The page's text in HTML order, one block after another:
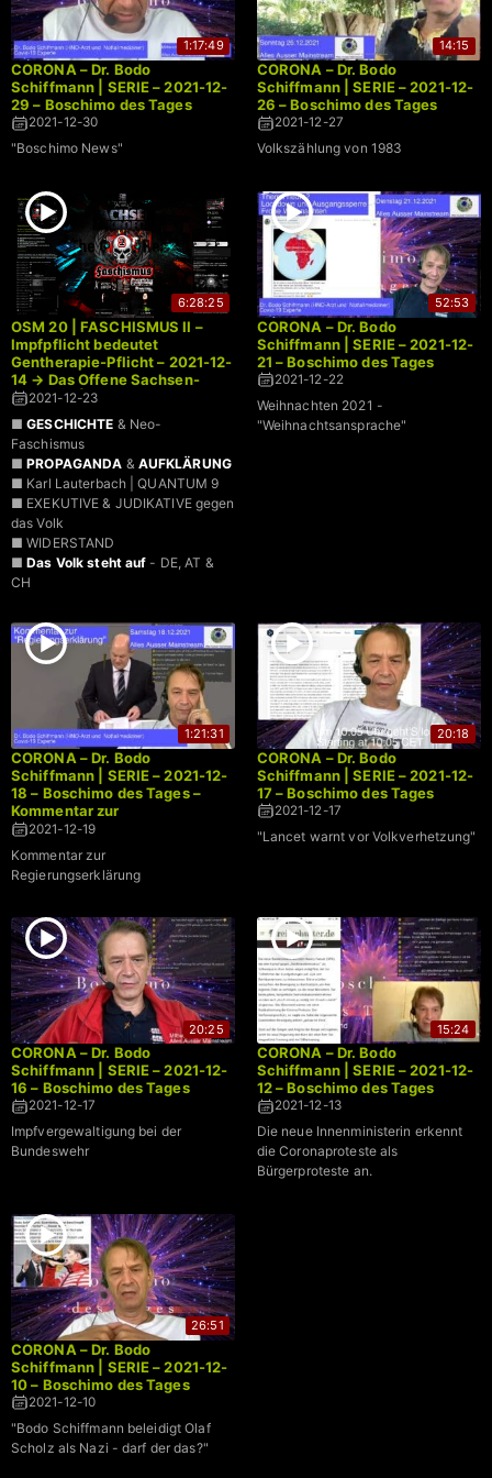
1:17:49
CORONA – Dr. Bodo
Schiffmann | SERIE – 2021-12-
29 – Boschimo des Tages
2021-12-30
"Boschimo News"
14:15
CORONA – Dr. Bodo
Schiffmann | SERIE – 2021-12-
26 – Boschimo des Tages
2021-12-27
Volkszählung von 1983
6:28:25
OSM 20 | FASCHISMUS II –
Impfpflicht bedeutet
Gentherapie-Pflicht – 2021-12-
14 → Das Offene Sachsen-
Mikrofon | LIVE
2021-12-23
■GESCHICHTE & Neo-
Faschismus
■PROPAGANDA & AUFKLÄRUNG
■ Karl Lauterbach | QUANTUM 9
■ EXEKUTIVE & JUDIKATIVE gegen
das Volk
■ WIDERSTAND
■Das Volk steht auf - DE, AT &
CH
52:53
CORONA – Dr. Bodo
Schiffmann | SERIE – 2021-12-
21 – Boschimo des Tages
2021-12-22
Weihnachten 2021 -
"Weihnachtsansprache"
1:21:31
CORONA – Dr. Bodo
Schiffmann | SERIE – 2021-12-
18 – Boschimo des Tages –
Kommentar zur
Regierungserklärung
2021-12-19
Kommentar zur
Regierungserklärung
20:18
CORONA – Dr. Bodo
Schiffmann | SERIE – 2021-12-
17 – Boschimo des Tages
2021-12-17
"Lancet warnt vor Volkverhetzung"
20:25
CORONA – Dr. Bodo
Schiffmann | SERIE – 2021-12-
16 – Boschimo des Tages
2021-12-17
Impfvergewaltigung bei der
Bundeswehr
15:24
CORONA – Dr. Bodo
Schiffmann | SERIE – 2021-12-
12 – Boschimo des Tages
2021-12-13
Die neue Innenministerin erkennt
die Coronaproteste als
Bürgerproteste an.
26:51
CORONA – Dr. Bodo
Schiffmann | SERIE – 2021-12-
10 – Boschimo des Tages
2021-12-10
"Bodo Schiffmann beleidigt Olaf
Scholz als Nazi - darf der das?"